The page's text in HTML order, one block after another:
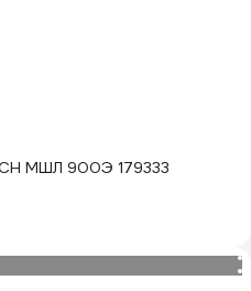
МШЛ 900Э 179333